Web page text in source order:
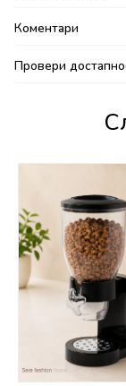
Коментари
Провери